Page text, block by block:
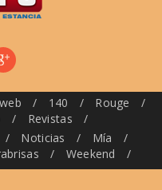
/ 140 / Rouge
/
/ Revistas
/
/ Noticias / Mía
/
/ Weekend /